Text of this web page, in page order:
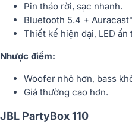
Pin tháo rời, sạc nhanh.
Bluetooth 5.4 +
Thiết kế hiện đại, LED ấn
Nhược điểm:
Woofer nhỏ hơn, bass
Giá thường cao hơn.
JBL PartyBox 110